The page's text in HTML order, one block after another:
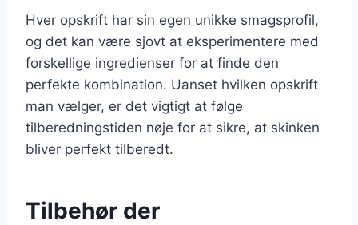
Hver opskrift har sin egen unikke smagsprofil,
og det kan være sjovt at eksperimentere med
forskellige ingredienser for at finde den
perfekte kombination. Uanset hvilken opskrift
man vælger, er det vigtigt at følge
tilberedningstiden nøje for at sikre, at skinken
bliver perfekt tilberedt.
Tilbehør der